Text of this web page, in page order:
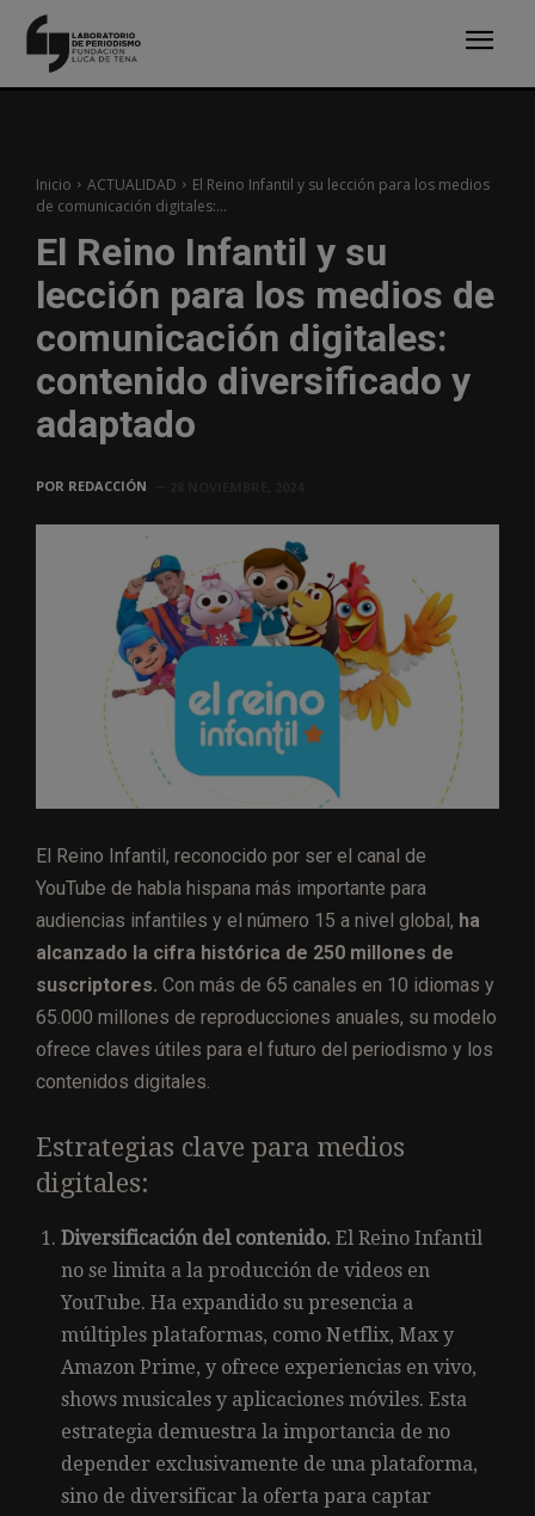
Inicio ACTUALIDAD
El Reino Infantil y su lección para los medios
de comunicación digitales:...
El Reino Infantil y su
lección para los medios de
comunicación digitales:
contenido diversificado y
adaptado
POR REDACCIÓN
El Reino Infantil, reconocido por ser el canal de
YouTube de habla hispana más importante para
audiencias infantiles y el número 15 a nivel global, ha
alcanzado la cifra histórica de 250 millones de
suscriptores. Con más de 65 canales en 10 idiomas y
65.000 millones de reproducciones anuales, su modelo
ofrece claves útiles para el futuro del periodismo y los
contenidos digitales.
Estrategias clave para medios
digitales:
Diversificación del contenido. El Reino Infantil
no se limita a la producción de videos en
YouTube. Ha expandido su presencia a
múltiples plataformas, como Netflix, Max y
Amazon Prime, y ofrece experiencias en vivo,
shows musicales y aplicaciones móviles. Esta
estrategia demuestra la importancia de no
depender exclusivamente de una plataforma,
sino de diversificar la oferta para captar